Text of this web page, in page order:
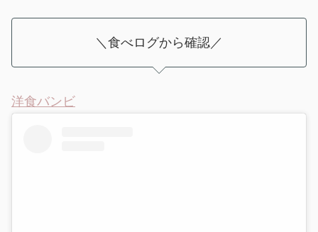
＼食べログから確認／
洋食バンビ